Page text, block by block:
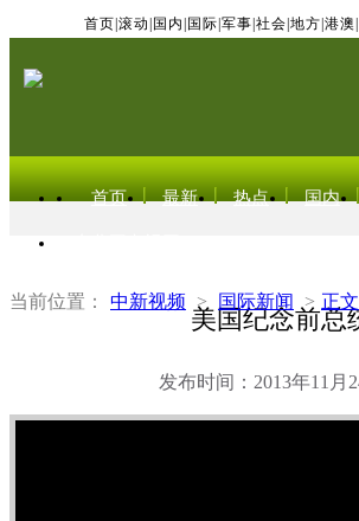
首页 滚动 国内 国际 军事 社会 地方 港澳
首页 最新 热点 国内
当前位置： 中新视频 > 国际新闻 > 正文
美国纪念前总
发布时间：2013年11月